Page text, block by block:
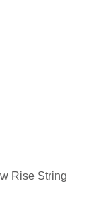
Rise String